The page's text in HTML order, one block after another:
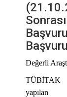
Değerli
TÜBİTAK
yapılan